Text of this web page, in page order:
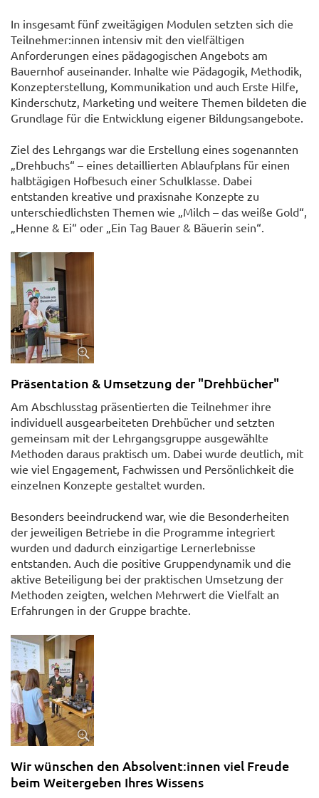
In insgesamt fünf zweitägigen Modulen setzten sich die
Teilnehmer:innen intensiv mit den vielfältigen
Anforderungen eines pädagogischen Angebots am
Bauernhof auseinander. Inhalte wie Pädagogik, Methodik,
Konzepterstellung, Kommunikation und auch Erste Hilfe,
Kinderschutz, Marketing und weitere Themen bildeten die
Grundlage für die Entwicklung eigener Bildungsangebote.
Ziel des Lehrgangs war die Erstellung eines sogenannten
„Drehbuchs“ – eines detaillierten Ablaufplans für einen
halbtägigen Hofbesuch einer Schulklasse. Dabei
entstanden kreative und praxisnahe Konzepte zu
unterschiedlichsten Themen wie „Milch – das weiße Gold“,
„Henne & Ei“ oder „Ein Tag Bauer & Bäuerin sein“.
Präsentation & Umsetzung der "Drehbücher"
Am Abschlusstag präsentierten die Teilnehmer ihre
individuell ausgearbeiteten Drehbücher und setzten
gemeinsam mit der Lehrgangsgruppe ausgewählte
Methoden daraus praktisch um. Dabei wurde deutlich, mit
wie viel Engagement, Fachwissen und Persönlichkeit die
einzelnen Konzepte gestaltet wurden.
Besonders beeindruckend war, wie die Besonderheiten
der jeweiligen Betriebe in die Programme integriert
wurden und dadurch einzigartige Lernerlebnisse
entstanden. Auch die positive Gruppendynamik und die
aktive Beteiligung bei der praktischen Umsetzung der
Methoden zeigten, welchen Mehrwert die Vielfalt an
Erfahrungen in der Gruppe brachte.
Wir wünschen den Absolvent:innen viel Freude
beim Weitergeben Ihres Wissens